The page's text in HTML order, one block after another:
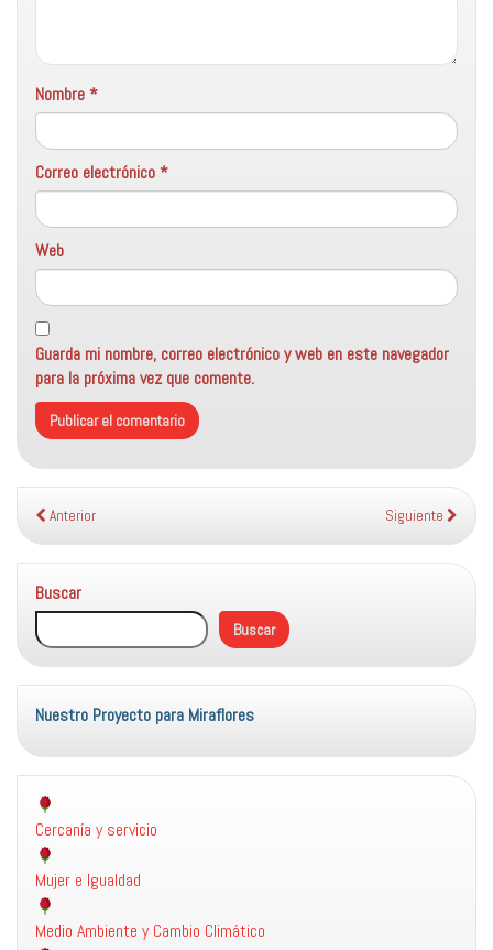
Nombre *
Correo electrónico *
Web
Guarda mi nombre, correo electrónico y web en este navegador
para la próxima vez que comente.
Anterior Siguiente
Buscar
Buscar
Nuestro Proyecto para Miraflores
Cercanía y servicio
Mujer e Igualdad
Medio Ambiente y Cambio Climático